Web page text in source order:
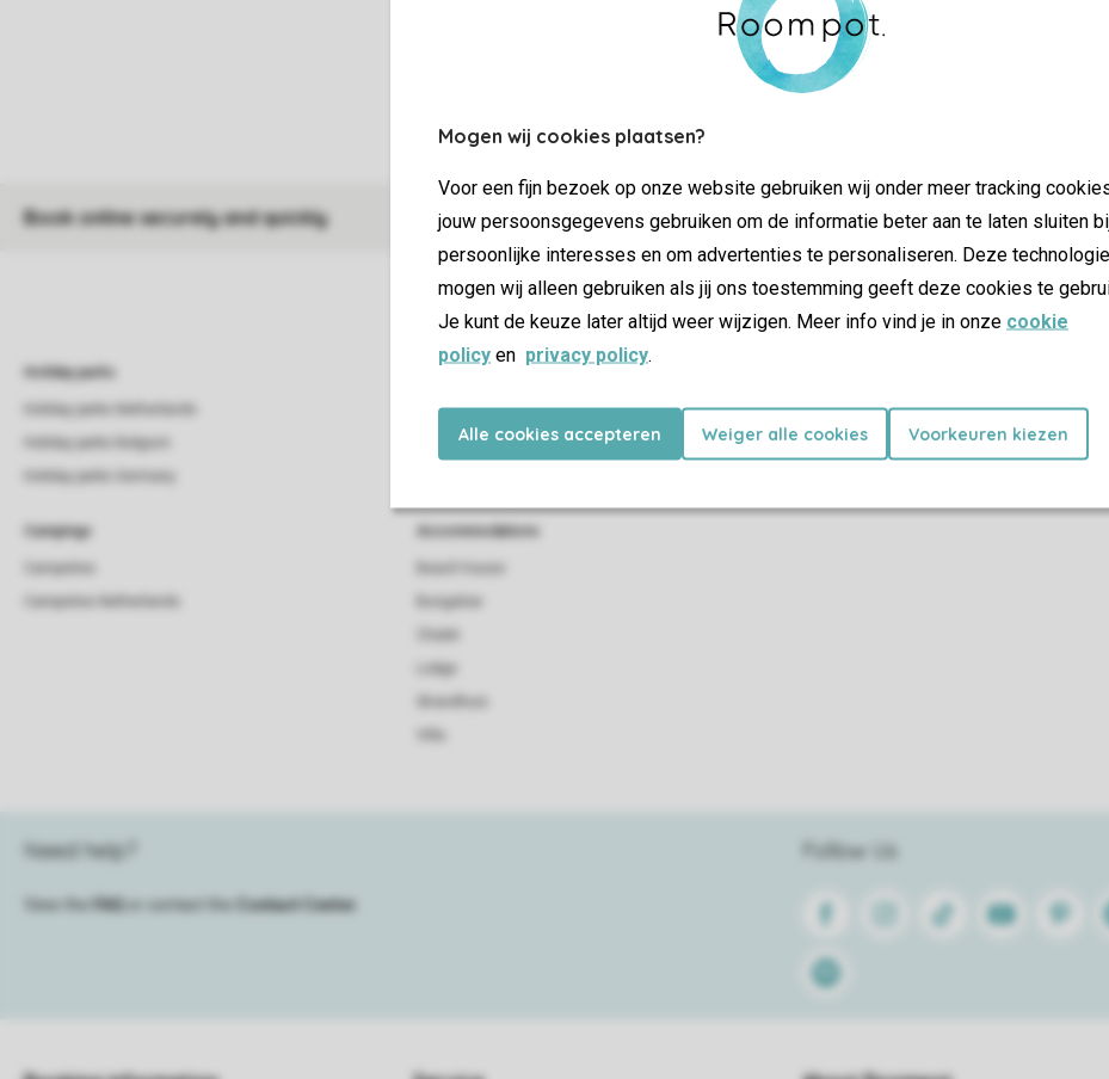
Mogen wij cookies plaatsen?
Voor een fijn bezoek op onze website gebruiken wij onder meer tracking
jouw persoonsgegevens gebruiken om de informatie beter aan te laten sluiten
persoonlijke interesses en om advertenties te personaliseren. Deze technologie
mogen wij alleen gebruiken als jij ons toestemming geeft deze cookies te
Je kunt de keuze later altijd weer wijzigen. Meer info vind je in onze cookie
policy en privacy policy.
Alle cookies accepteren Weiger alle cookies Voorkeuren kiezen
Control over your own privacy
Book online securely and quickly SSL
Holiday parks
Campings
Pet-friendly holiday parks
Children-friendly holiday parks
Last minutes
Need help?
View the FAQ or contact the Contact Center
Follow Us
FacebookInstagram
Tiktok Youtube
Spotify